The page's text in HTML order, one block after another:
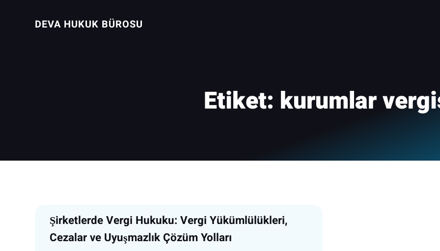
DEVA HUKUK BÜROSU
Etiket: kurumlar
Şirketlerde Vergi Hukuku: Vergi Yükümlülükleri,
Cezalar ve Uyuşmazlık Çözüm Yolları